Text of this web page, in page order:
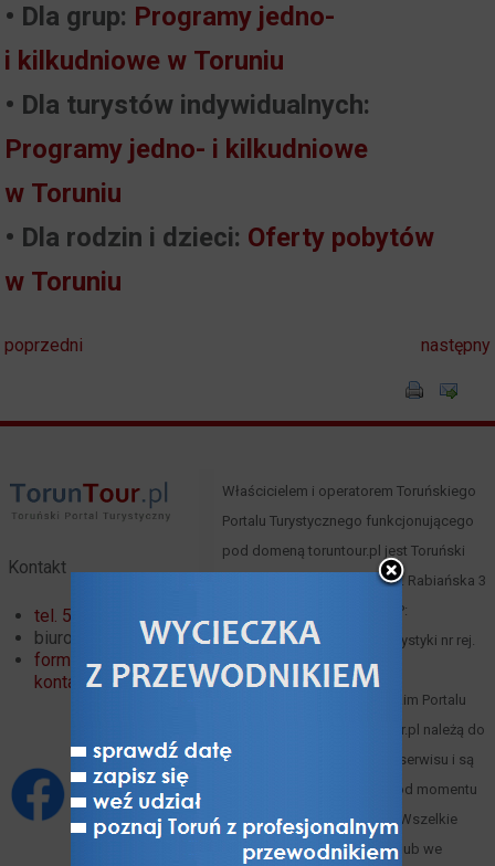
• Dla grup: Programy jedno-
i kilkudniowe w Toruniu
• Dla turystów indywidualnych:
Programy jedno- i kilkudniowe
w Toruniu
• Dla rodzin i dzieci: Oferty pobytów
w Toruniu
poprzedni następny
Kontakt
tel. 56 621 02 32
biuro@toruntour.pl
formularz
kontaktowy
Właścicielem i operatorem Toruńskiego
Portalu Turystycznego funkcjonującego
pod domeną toruntour.pl jest Toruński
Serwis Turystyczny, Toruń, ul. Rabiańska 3
), tel. 66 00 61 352, NIP:
8791221083, Organizator turystyki nr rej.
247 woj. kuj.-pom.
Materiały zawarte w Toruńskim Portalu
Turystycznym www.toruntour.pl należą do
ich autorów lub właściciela serwisu i są
objęte prawami autorskimi od momentu
powstania Portalu w 2015 r. Wszelkie
wykorzystywanie w całości lub we